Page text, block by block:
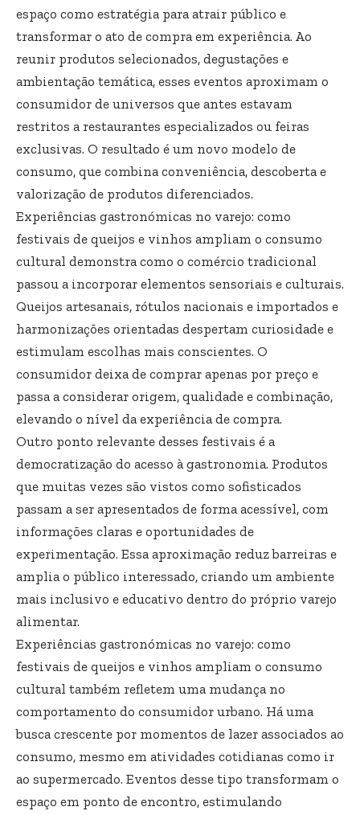
espaço como estratégia para atrair público e
transformar o ato de compra em experiência. Ao
reunir produtos selecionados, degustações e
ambientação temática, esses eventos aproximam o
consumidor de universos que antes estavam
restritos a restaurantes especializados ou feiras
exclusivas. O resultado é um novo modelo de
consumo, que combina conveniência, descoberta e
valorização de produtos diferenciados.
Experiências gastronómicas no varejo: como
festivais de queijos e vinhos ampliam o consumo
cultural demonstra como o comércio tradicional
passou a incorporar elementos sensoriais e culturais.
Queijos artesanais, rótulos nacionais e importados e
harmonizações orientadas despertam curiosidade e
estimulam escolhas mais conscientes. O
consumidor deixa de comprar apenas por preço e
passa a considerar origem, qualidade e combinação,
elevando o nível da experiência de compra.
Outro ponto relevante desses festivais é a
democratização do acesso à gastronomia. Produtos
que muitas vezes são vistos como sofisticados
passam a ser apresentados de forma acessível, com
informações claras e oportunidades de
experimentação. Essa aproximação reduz barreiras e
amplia o público interessado, criando um ambiente
mais inclusivo e educativo dentro do próprio varejo
alimentar.
Experiências gastronómicas no varejo: como
festivais de queijos e vinhos ampliam o consumo
cultural também refletem uma mudança no
comportamento do consumidor urbano. Há uma
busca crescente por momentos de lazer associados ao
consumo, mesmo em atividades cotidianas como ir
ao supermercado. Eventos desse tipo transformam o
espaço em ponto de encontro, estimulando